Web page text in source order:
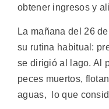
obtener ingresos y
La mañana del 26
su rutina habitual:
se dirigió al lago. Al
peces muertos,
aguas, lo que